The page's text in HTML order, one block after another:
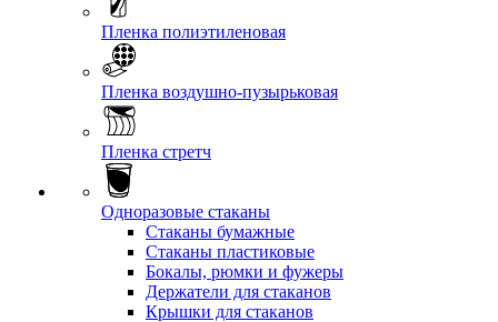
Пленка полиэтиленовая
Пленка воздушно-пузырьковая
Пленка стретч
Одноразовые стаканы
Стаканы бумажные
Стаканы пластиковые
Бокалы, рюмки и фужеры
Держатели для стаканов
Крышки для стаканов